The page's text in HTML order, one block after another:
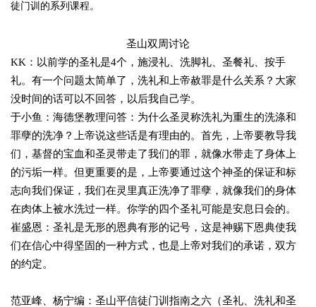
徒门训的系列课程。
圣山双周讨论
KK：以前学的圣礼是4个，施浸礼、洗脚礼、圣餐礼、按手
礼。有一个问题太简单了，洗礼和上帝赦罪是什么关系？大家
没时间的话可以不回答，以后我自己学。
于小鱼：海德堡教理问答：为什么圣灵称洗礼为重生的洗涤和
罪孽的洗净？上帝说这些话是有理由的。首先，上帝要教导我
们，基督的宝血和圣灵带走了我们的罪，就像水带走了身体上
的污垢一样。但更重要的是，上帝要通过这个神圣的保证和标
志向我们保证，我们在灵里真正洗净了罪孽，就像我们的身体
在肉体上被水洗过一样。你学的四个圣礼可能是安息日会的。
崔盛恩：圣礼是无形的恩典有形的记号，这是神赐下恩典使我
们在信心中得坚固的一种方式，也是上帝对我们的承诺，双方
的约定。
范亚峰、杨宁编：圣山平信徒门训指南之六（圣礼、洗礼和圣